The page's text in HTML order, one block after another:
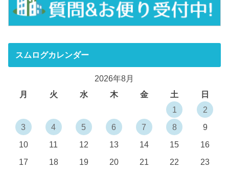
スムログカレンダー
2026年8月
月
火 水 木 金 土
日
1
2
3
4 5 6 7 8
9
10
11 12 13 14 15
16
17
18 19 20 21 22
23